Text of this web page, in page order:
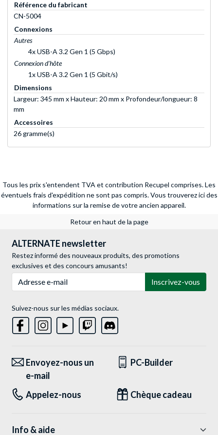
Référence du fabricant
CN-5004
Connexions
Autres
4x USB-A 3.2 Gen 1 (5 Gbps)
Connexion d’hôte
1x USB-A 3.2 Gen 1 (5 Gbit/s)
Dimensions
Largeur: 345 mm x Hauteur: 20 mm x Profondeur/longueur: 8
mm
Accessoires
26 gramme(s)
Tous les prix s'entendent TVA et contribution Recupel comprises. Les
éventuels frais d'expédition ne sont pas compris. Vous trouverez ici des
informations sur la remise de votre ancien appareil.
Retour en haut de la page
ALTERNATE newsletter
Restez informé des nouveaux produits, des promotions
exclusives et des concours amusants!
Inscrivez-vous
Suivez-nous sur les médias sociaux.
Envoyez-nous un
e-mail
PC-Builder
Appelez-nous Chèque cadeau
Info & aide